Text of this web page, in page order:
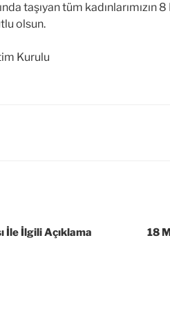
taşıyan tüm kadınlarımızın
olsun.
Kurulu
İle İlgili Açıklama 18